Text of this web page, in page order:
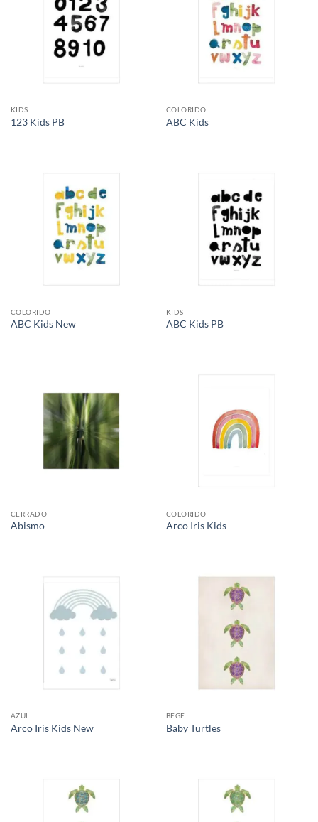
KIDS
123 Kids PB
COLORIDO
ABC Kids
COLORIDO
ABC Kids New
KIDS
ABC Kids PB
CERRADO
Abismo
COLORIDO
Arco Iris Kids
AZUL
Arco Iris Kids New
BEGE
Baby Turtles